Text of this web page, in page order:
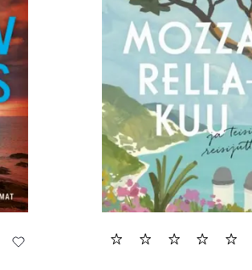
Majandus (34) Perioodika (15)
Sport (52) Tehnika (6)
Õigus (22)